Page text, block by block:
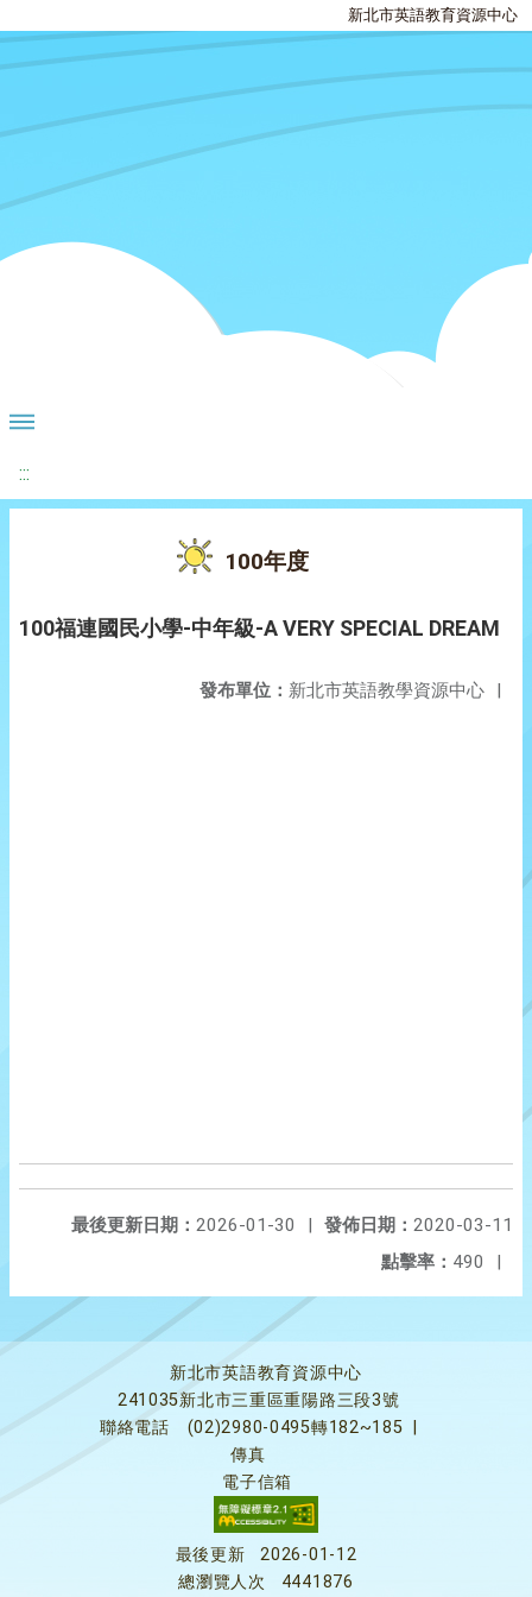
新北市英語教育資源中心
:::
100年度
100福連國民小學-中年級-A VERY SPECIAL DREAM
發布單位： 新北市英語教學資源中心 |
發佈日期： 2020-03-11
最後更新日期： 2026-01-30
|
點擊率： 490 |
新北市英語教育資源中心
241035新北市三重區重陽路三段3號
聯絡電話
(02)2980-0495轉182~185
傳真
電子信箱
最後更新
2026-01-12
總瀏覽人次
4441876